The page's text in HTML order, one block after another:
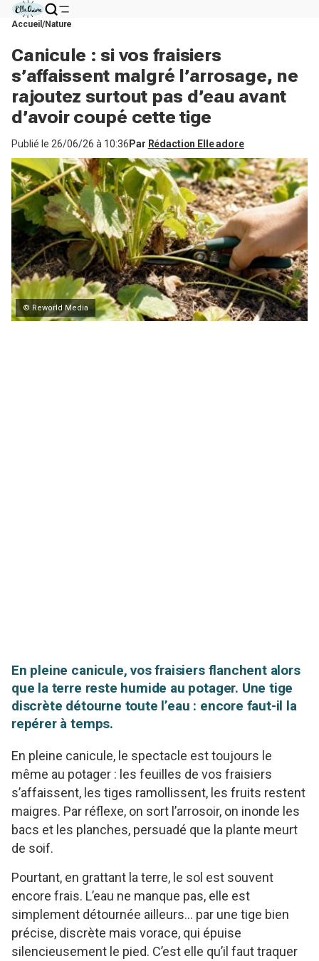
Accueil Nature
Canicule : si vos fraisiers
s’affaissent malgré l’arrosage, ne
rajoutez surtout pas d’eau avant
d’avoir coupé cette tige
Publié le 26/06/26 à 10:36 Par Rédaction Elle adore
© Reworld Media
En pleine canicule, vos fraisiers flanchent alors
que la terre reste humide au potager. Une tige
discrète détourne toute l’eau : encore faut-il la
repérer à temps.
En pleine canicule, le spectacle est toujours le
même au potager : les feuilles de vos fraisiers
s’affaissent, les tiges ramollissent, les fruits restent
maigres. Par réflexe, on sort l’arrosoir, on inonde les
bacs et les planches, persuadé que la plante meurt
de soif.
Pourtant, en grattant la terre, le sol est souvent
encore frais. L’eau ne manque pas, elle est
simplement détournée ailleurs… par une tige bien
précise, discrète mais vorace, qui épuise
silencieusement le pied. C’est elle qu’il faut traquer